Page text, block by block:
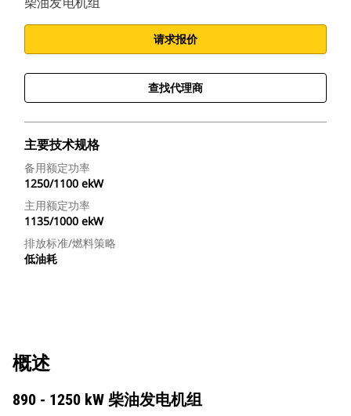
请求报价
查找代理商
主要技术规格
备用额定功率
1250/1100 ekW
主用额定功率
1135/1000 ekW
排放标准/燃料策略
低油耗
概述
890 - 1250 kW 柴油发电机组